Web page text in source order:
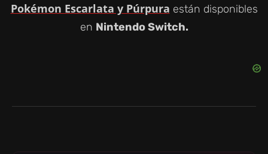
Pokémon Escarlata y Púrpura están disponibles
en Nintendo Switch.